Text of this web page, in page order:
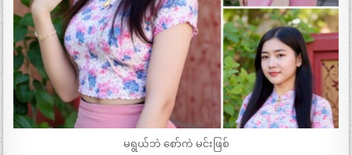
မရွယ်ဘဲ စော်ကဲ မင်းဖြစ်